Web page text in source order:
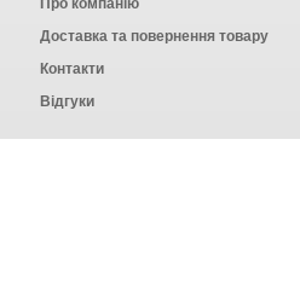
Доставка та повернення товару
Контакти
Відгуки